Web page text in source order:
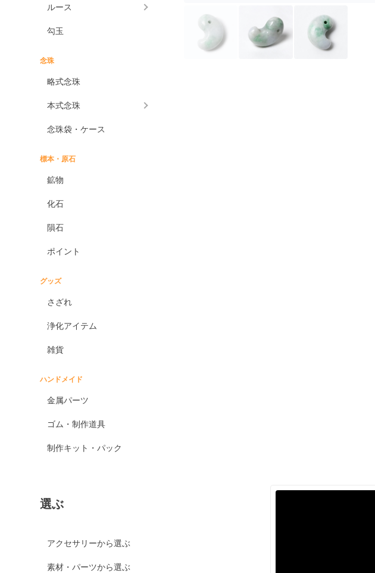
ルース
勾玉
念珠
略式念珠
本式念珠
念珠袋・ケース
標本・原石
鉱物
化石
隕石
ポイント
グッズ
さざれ
浄化アイテム
雑貨
ハンドメイド
金属パーツ
ゴム・制作道具
制作キット・パック
選ぶ
アクセサリーから選ぶ
素材・パーツから選ぶ